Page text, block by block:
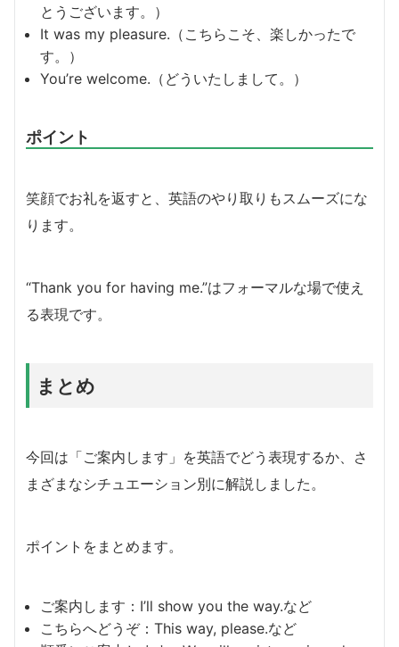
とうございます。）
It was my pleasure.（こちらこそ、楽しかったで
す。）
You’re welcome.（どういたしまして。）
ポイント
笑顔でお礼を返すと、英語のやり取りもスムーズにな
ります。
“Thank you for having me.”はフォーマルな場で使え
る表現です。
まとめ
今回は「ご案内します」を英語でどう表現するか、さ
まざまなシチュエーション別に解説しました。
ポイントをまとめます。
ご案内します：I’ll show you the way.など
こちらへどうぞ：This way, please.など